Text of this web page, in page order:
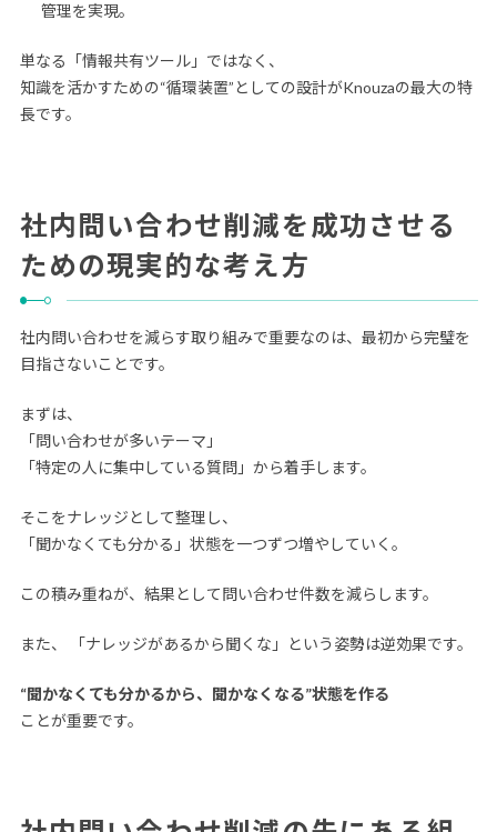
管理を実現。
単なる「情報共有ツール」ではなく、
知識を活かすための“循環装置”としての設計がKnouzaの最大の特
長です。
社内問い合わせ削減を成功させる
ための現実的な考え方
社内問い合わせを減らす取り組みで重要なのは、最初から完璧を
目指さないことです。
まずは、
「問い合わせが多いテーマ」
「特定の人に集中している質問」から着手します。
そこをナレッジとして整理し、
「聞かなくても分かる」状態を一つずつ増やしていく。
この積み重ねが、結果として問い合わせ件数を減らします。
また、 「ナレッジがあるから聞くな」という姿勢は逆効果です。
“聞かなくても分かるから、聞かなくなる”状態を作る
ことが重要です。